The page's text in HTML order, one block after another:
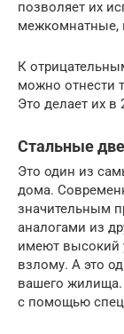
позволяет их
межкомнатные,
К
можно отнести
Это делает их в
Стальные
Это один из
дома.
значительным
аналогами из
имеют высокий
взлому. А это
вашего жилища.
с помощью